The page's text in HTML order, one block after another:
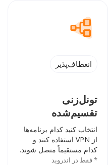
انعطاف‌پذیر
تونل‌زنی
تقسیم‌شده
انتخاب کنید کدام برنامه‌ها
از VPN استفاده کنند و
کدام مستقیماً متصل شوند.
* فقط در اندروید